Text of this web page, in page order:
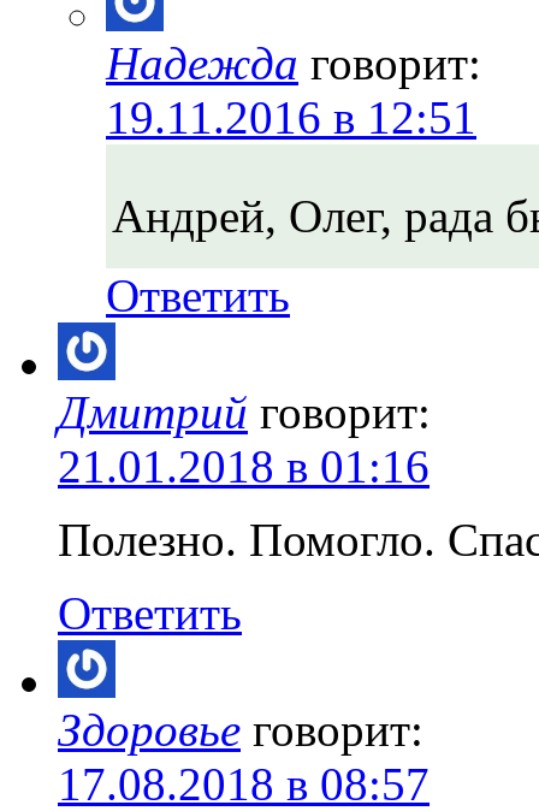
Надежда говорит:
19.11.2016 в 12:51
Андрей, Олег, рада
Ответить
Дмитрий говорит:
21.01.2018 в 01:16
Полезно. Помогло.
Ответить
Здоровье говорит:
17.08.2018 в 08:57